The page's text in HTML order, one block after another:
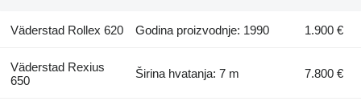
Väderstad Rollex 620 Godina proizvodnje: 1990 1.900 €
Väderstad Rexius
650
Širina hvatanja: 7 m 7.800 €